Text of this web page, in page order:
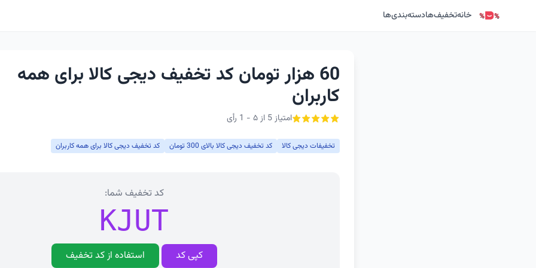
خانهتخفیف‌هادسته‌بندی‌ها
60 هزار تومان کد تخفیف دیجی کالا برای همه
کاربران
امتیاز 5 از ۵ - 1 رأی
تخفیفات دیجی کالا کد تخفیف دیجی کالا بالای 300 تومان کد تخفیف دیجی کالا برای همه کاربران
کد تخفیف شما:
KJUT
کپی کد استفاده از کد تخفیف